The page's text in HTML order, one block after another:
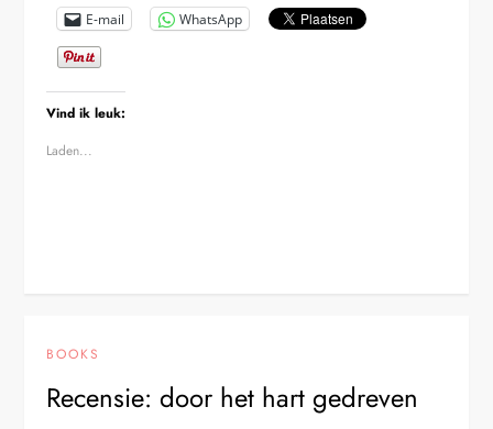
E-mail WhatsApp
Vind ik leuk:
Laden...
BOOKS
Recensie: door het hart gedreven